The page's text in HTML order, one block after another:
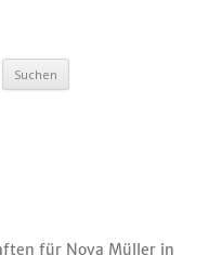
für Nova Müller in